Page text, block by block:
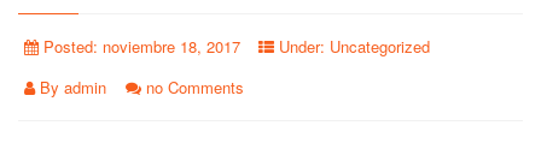
Posted: noviembre 18, 2017 Under: Uncategorized
By admin no Comments